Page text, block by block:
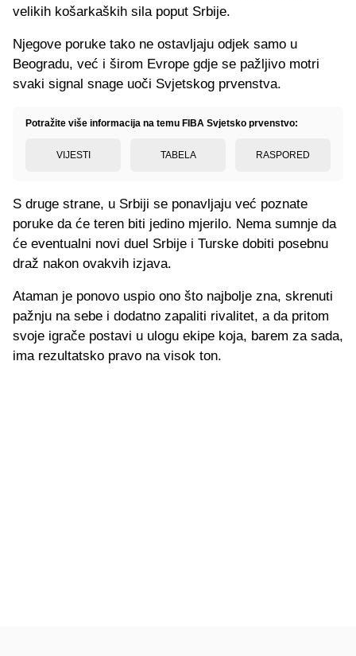
velikih košarkaških sila poput Srbije.
Njegove poruke tako ne ostavljaju odjek samo u
Beogradu, već i širom Evrope gdje se pažljivo motri
svaki signal snage uoči Svjetskog prvenstva.
Potražite više informacija na temu FIBA Svjetsko prvenstvo:
VIJESTI TABELA RASPORED
S druge strane, u Srbiji se ponavljaju već poznate
poruke da će teren biti jedino mjerilo. Nema sumnje da
će eventualni novi duel Srbije i Turske dobiti posebnu
draž nakon ovakvih izjava.
Ataman je ponovo uspio ono što najbolje zna, skrenuti
pažnju na sebe i dodatno zapaliti rivalitet, a da pritom
svoje igrače postavi u ulogu ekipe koja, barem za sada,
ima rezultatsko pravo na visok ton.